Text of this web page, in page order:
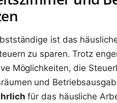
ist das
zu sparen. Trotz
Möglichkeiten, die
und
für das häusliche